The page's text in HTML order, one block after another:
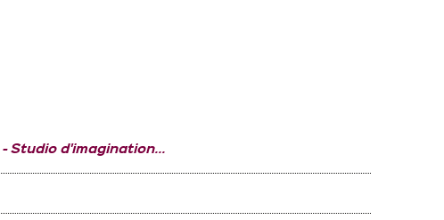
Studio d'imagination...